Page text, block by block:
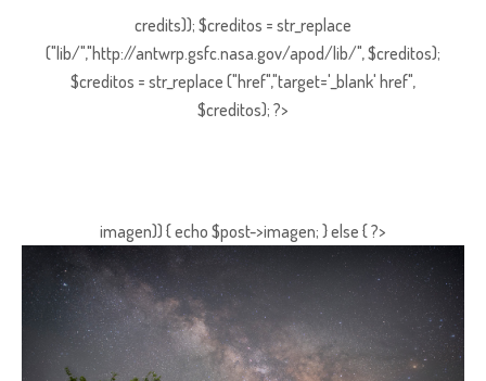
credits)); $creditos = str_replace
("lib/","http://antwrp.gsfc.nasa.gov/apod/lib/", $creditos);
$creditos = str_replace ("href","target='_blank' href",
$creditos); ?>
imagen)) { echo $post->imagen; } else { ?>